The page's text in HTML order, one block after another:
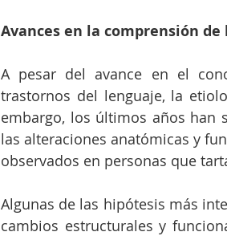
Avances en la comprensión
A pesar del avance en el
trastornos del lenguaje, la
embargo, los últimos años han
las alteraciones anatómicas y
observados en personas que
Algunas de las hipótesis más
cambios estructurales y